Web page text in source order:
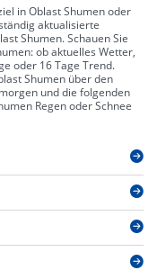
in Oblast Shumen oder
aktualisierte
Shumen. Schauen Sie
ob aktuelles Wetter,
oder 16 Tage Trend.
Shumen über den
und die folgenden
Regen oder Schnee